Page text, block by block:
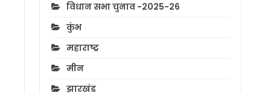
विधान सभा चुनाव -2025-26
कुंभ
महाराष्ट्र
मीन
झारखंड